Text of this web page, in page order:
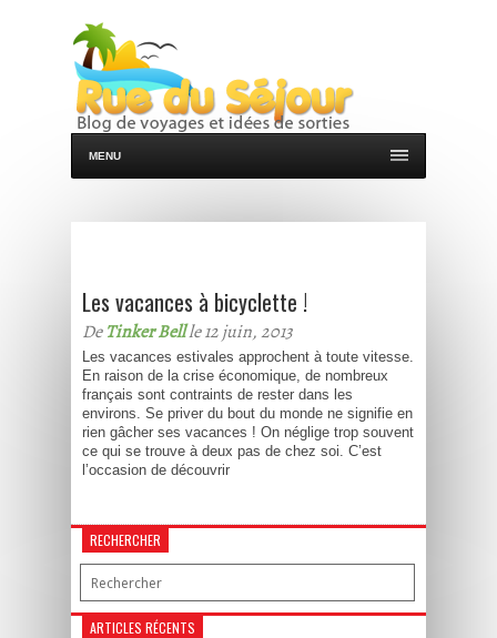
MENU
Les vacances à bicyclette !
DeTinker Bellle 12 juin, 2013
Les vacances estivales approchent à toute vitesse.
En raison de la crise économique, de nombreux
français sont contraints de rester dans les
environs. Se priver du bout du monde ne signifie en
rien gâcher ses vacances ! On néglige trop souvent
ce qui se trouve à deux pas de chez soi. C’est
l’occasion de découvrir
RECHERCHER
ARTICLES RÉCENTS